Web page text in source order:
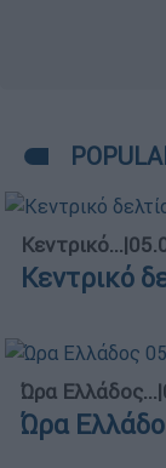
Κεντρικό...|
Κεντρικό
Ώρα Ελλάδος...|
Ώρα